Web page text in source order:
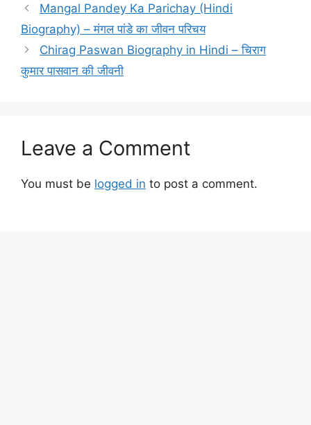
Mangal Pandey Ka Parichay (Hindi
Biography) – मंगल पांडे का जीवन परिचय
Chirag Paswan Biography in Hindi – चिराग
कुमार पासवान की जीवनी
Leave a Comment
You must be logged in to post a comment.